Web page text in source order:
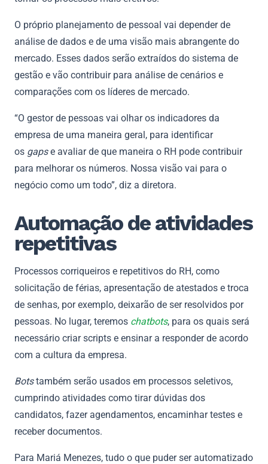
O próprio planejamento de pessoal vai depender de
análise de dados e de uma visão mais abrangente do
mercado. Esses dados serão extraídos do sistema de
gestão e vão contribuir para análise de cenários e
comparações com os líderes de mercado.
“O gestor de pessoas vai olhar os indicadores da
empresa de uma maneira geral, para identificar
os gapse avaliar de que maneira o RH pode contribuir
para melhorar os números. Nossa visão vai para o
negócio como um todo”, diz a diretora.
Automação de atividades
repetitivas
Processos corriqueiros e repetitivos do RH, como
solicitação de férias, apresentação de atestados e troca
de senhas, por exemplo, deixarão de ser resolvidos por
pessoas. No lugar, teremos chatbots, para os quais será
necessário criar scripts e ensinar a responder de acordo
com a cultura da empresa.
Botstambém serão usados em processos seletivos,
cumprindo atividades como tirar dúvidas dos
candidatos, fazer agendamentos, encaminhar testes e
receber documentos.
Para Mariá Menezes, tudo o que puder ser automatizado